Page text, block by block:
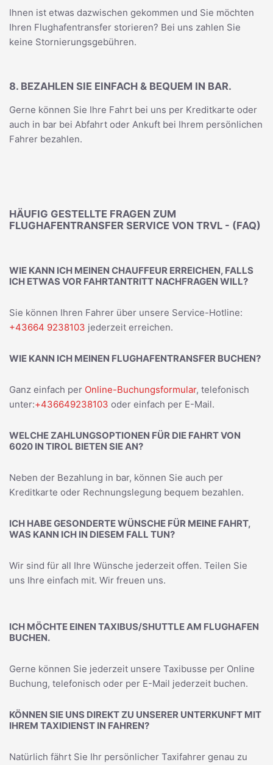
Ihnen ist etwas dazwischen gekommen und Sie möchten
Ihren Flughafentransfer storieren? Bei uns zahlen Sie
keine Stornierungsgebühren.
8. BEZAHLEN SIE EINFACH & BEQUEM IN BAR.
Gerne können Sie Ihre Fahrt bei uns per Kreditkarte oder
auch in bar bei Abfahrt oder Ankuft bei Ihrem persönlichen
Fahrer bezahlen.
HÄUFIG GESTELLTE FRAGEN ZUM
FLUGHAFENTRANSFER SERVICE VON TRVL - (FAQ)
WIE KANN ICH MEINEN CHAUFFEUR ERREICHEN, FALLS
ICH ETWAS VOR FAHRTANTRITT NACHFRAGEN WILL?
Sie können Ihren Fahrer über unsere Service-Hotline:
+43664 9238103 jederzeit erreichen.
WIE KANN ICH MEINEN FLUGHAFENTRANSFER BUCHEN?
Ganz einfach per Online-Buchungsformular, telefonisch
unter:+436649238103 oder einfach per E-Mail.
WELCHE ZAHLUNGSOPTIONEN FÜR DIE FAHRT VON
6020 IN TIROL BIETEN SIE AN?
Neben der Bezahlung in bar, können Sie auch per
Kreditkarte oder Rechnungslegung bequem bezahlen.
ICH HABE GESONDERTE WÜNSCHE FÜR MEINE FAHRT,
WAS KANN ICH IN DIESEM FALL TUN?
Wir sind für all Ihre Wünsche jederzeit offen. Teilen Sie
uns Ihre einfach mit. Wir freuen uns.
ICH MÖCHTE EINEN TAXIBUS/SHUTTLE AM FLUGHAFEN
BUCHEN.
Gerne können Sie jederzeit unsere Taxibusse per Online
Buchung, telefonisch oder per E-Mail jederzeit buchen.
KÖNNEN SIE UNS DIREKT ZU UNSERER UNTERKUNFT MIT
IHREM TAXIDIENST IN FAHREN?
Natürlich fährt Sie Ihr persönlicher Taxifahrer genau zu